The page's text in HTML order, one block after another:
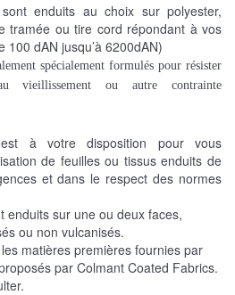
sont enduits au choix sur polyester,
tramée ou tire cord répondant à vos
dAN jusqu’à 6200dAN)
spécialement formulés pour résister
vieillissement ou autre contrainte
à votre disposition pour vous
de feuilles ou tissus enduits de
et dans le respect des normes
enduits sur une ou deux faces,
ou non vulcanisés.
matières premières fournies par
par Colmant Coated Fabrics.